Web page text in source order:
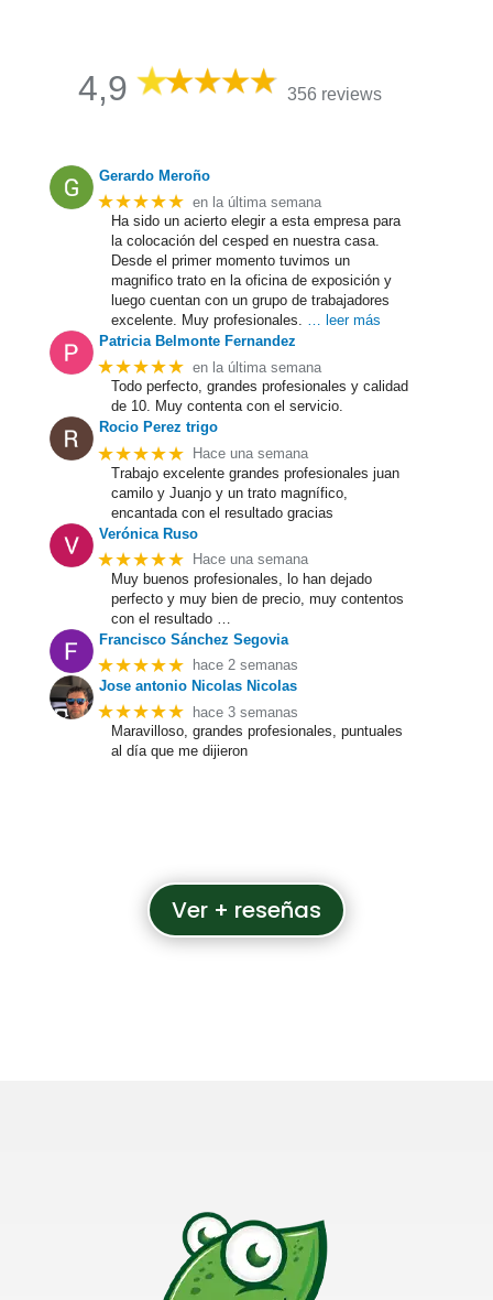
4,9 356 reviews
Gerardo Meroño
★★★★★ en la última semana
Ha sido un acierto elegir a esta empresa para
la colocación del cesped en nuestra casa.
Desde el primer momento tuvimos un
magnifico trato en la oficina de exposición y
luego cuentan con un grupo de trabajadores
excelente. Muy profesionales. … leer más
Patricia Belmonte Fernandez
★★★★★ en la última semana
Todo perfecto, grandes profesionales y calidad
de 10. Muy contenta con el servicio.
Rocio Perez trigo
★★★★★
Hace una semana
Trabajo excelente grandes profesionales juan
camilo y Juanjo y un trato magnífico,
encantada con el resultado gracias
Verónica Ruso
★★★★★
Hace una semana
Muy buenos profesionales, lo han dejado
perfecto y muy bien de precio, muy contentos
con el resultado …
Francisco Sánchez Segovia
★★★★★
hace 2 semanas
Jose antonio Nicolas Nicolas
★★★★★ hace 3 semanas
Maravilloso, grandes profesionales, puntuales
al día que me dijieron
Ver + reseñas